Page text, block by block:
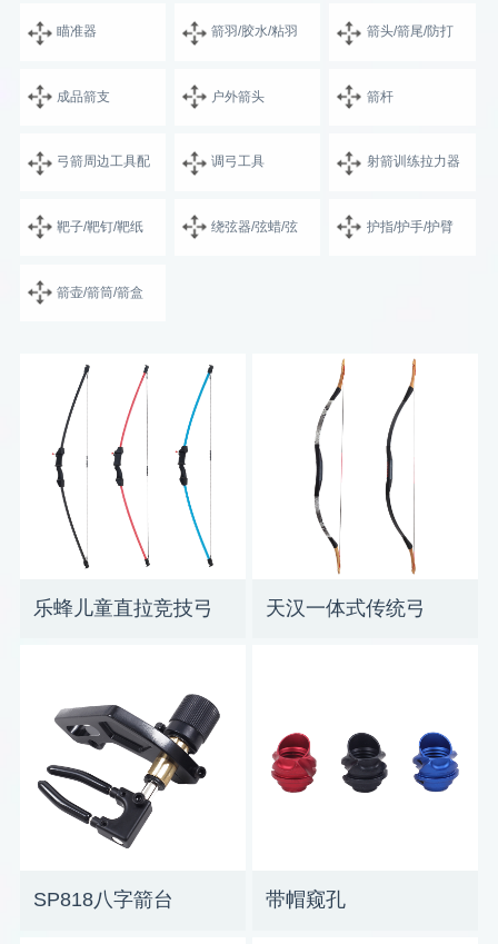
瞄准器 箭羽/胶水/粘羽 箭头/箭尾/防打
成品箭支 户外箭头 箭杆
弓箭周边工具配 调弓工具 射箭训练拉力器
靶子/靶钉/靶纸 绕弦器/弦蜡/弦 护指/护手/护臂
箭壶/箭筒/箭盒
乐蜂儿童直拉竞技弓 天汉一体式传统弓
SP818八字箭台 带帽窥孔